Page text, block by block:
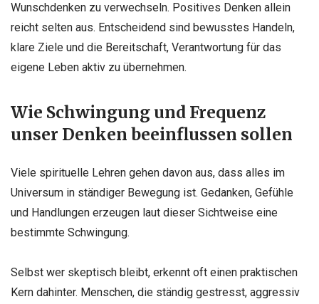
Wunschdenken zu verwechseln. Positives Denken allein
reicht selten aus. Entscheidend sind bewusstes Handeln,
klare Ziele und die Bereitschaft, Verantwortung für das
eigene Leben aktiv zu übernehmen.
Wie Schwingung und Frequenz
unser Denken beeinflussen sollen
Viele spirituelle Lehren gehen davon aus, dass alles im
Universum in ständiger Bewegung ist. Gedanken, Gefühle
und Handlungen erzeugen laut dieser Sichtweise eine
bestimmte Schwingung.
Selbst wer skeptisch bleibt, erkennt oft einen praktischen
Kern dahinter. Menschen, die ständig gestresst, aggressiv